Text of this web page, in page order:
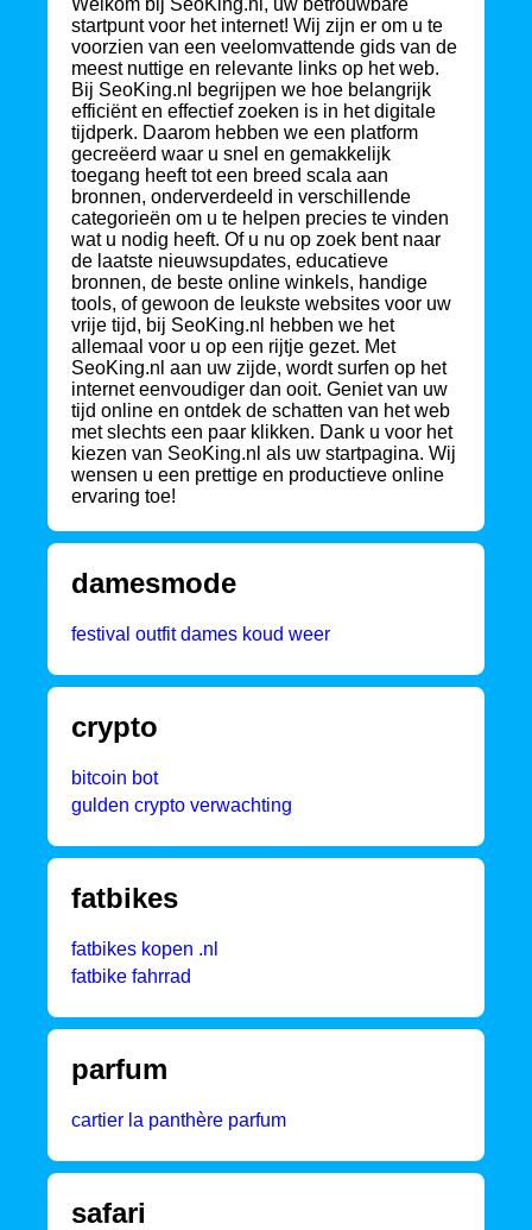
Welkom bij SeoKing.nl, uw betrouwbare
startpunt voor het internet! Wij zijn er om u te
voorzien van een veelomvattende gids van de
meest nuttige en relevante links op het web.
Bij SeoKing.nl begrijpen we hoe belangrijk
efficiënt en effectief zoeken is in het digitale
tijdperk. Daarom hebben we een platform
gecreëerd waar u snel en gemakkelijk
toegang heeft tot een breed scala aan
bronnen, onderverdeeld in verschillende
categorieën om u te helpen precies te vinden
wat u nodig heeft. Of u nu op zoek bent naar
de laatste nieuwsupdates, educatieve
bronnen, de beste online winkels, handige
tools, of gewoon de leukste websites voor uw
vrije tijd, bij SeoKing.nl hebben we het
allemaal voor u op een rijtje gezet. Met
SeoKing.nl aan uw zijde, wordt surfen op het
internet eenvoudiger dan ooit. Geniet van uw
tijd online en ontdek de schatten van het web
met slechts een paar klikken. Dank u voor het
kiezen van SeoKing.nl als uw startpagina. Wij
wensen u een prettige en productieve online
ervaring toe!
damesmode
festival outfit dames koud weer
crypto
bitcoin bot
gulden crypto verwachting
fatbikes
fatbikes kopen .nl
fatbike fahrrad
parfum
cartier la panthère parfum
safari